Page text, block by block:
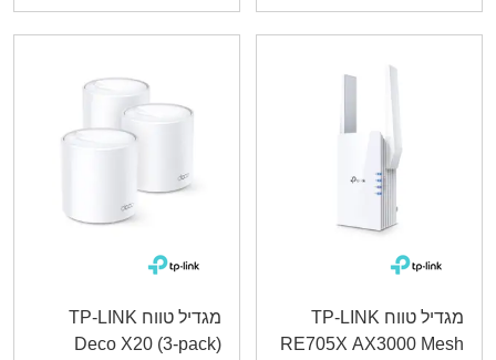
מגדיל טווח TP-LINK
RE705X AX3000 Mesh
מגדיל טווח TP-LINK
Deco X20 (3-pack)